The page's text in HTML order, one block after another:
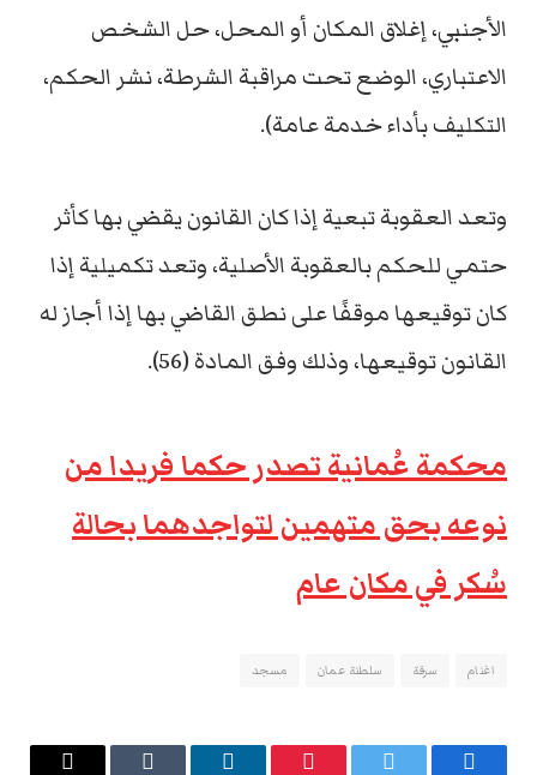
الأجنبي، إغلاق المكان أو المحل، حل الشخص
الاعتباري، الوضع تحت مراقبة الشرطة، نشر الحكم،
التكليف بأداء خدمة عامة).
وتعد العقوبة تبعية إذا كان القانون يقضي بها كأثر
حتمي للحكم بالعقوبة الأصلية، وتعد تكميلية إذا
كان توقيعها موقفًا على نطق القاضي بها إذا أجاز له
القانون توقيعها، وذلك وفق المادة (56).
محكمة عُمانية تصدر حكما فريدا من
نوعه بحق متهمين لتواجدهما بحالة
سُكر في مكان عام
اغنام سرقة سلطنة عمان مسجد